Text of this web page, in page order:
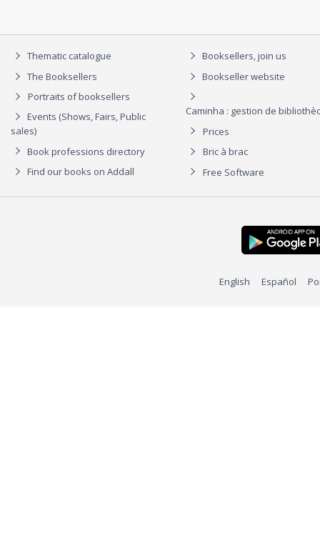
Thematic catalogue
The Booksellers
Portraits of booksellers
Events (Shows, Fairs, Public
sales)
Book professions directory
Find our books on Addall
Booksellers, join us
Bookseller website
Caminha : gestion de
Prices
Bric à brac
Free Software
English Español